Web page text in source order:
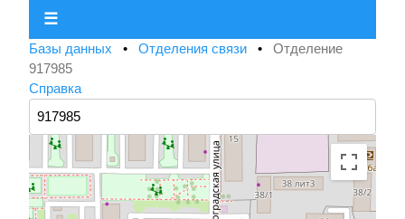
☰
Базы данных • Отделения связи • Отделение
917985
Справка